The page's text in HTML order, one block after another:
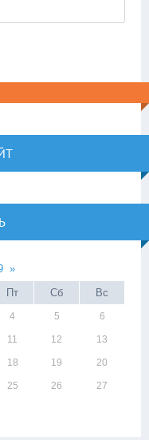
»
Пт Сб Вс
4 5 6
11 12 13
18 19 20
25 26 27